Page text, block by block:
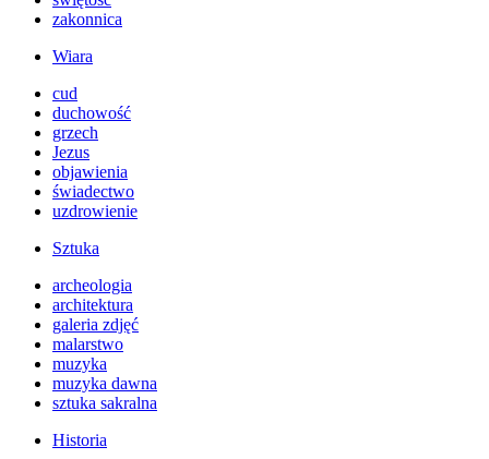
zakonnica
Wiara
cud
duchowość
grzech
Jezus
objawienia
świadectwo
uzdrowienie
Sztuka
archeologia
architektura
galeria zdjęć
malarstwo
muzyka
muzyka dawna
sztuka sakralna
Historia